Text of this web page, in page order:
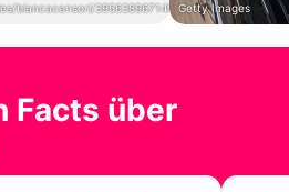
biancacensori/3956389671490206465/
Getty Images
Facts über